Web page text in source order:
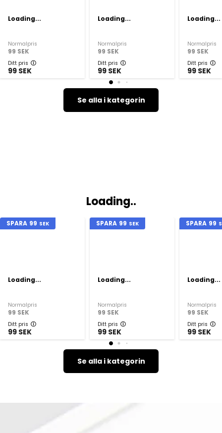
Loading...
Normalpris
99 SEK
Ditt pris
99 SEK
Loading...
Normalpris
99 SEK
Ditt pris
99 SEK
Loading...
Normalpris
99 SEK
Ditt pris
99 SEK
Se alla i kategorin
Loading..
SPARA 99 SEK
Loading...
Normalpris
99 SEK
Ditt pris
99 SEK
SPARA 99 SEK
Loading...
Normalpris
99 SEK
Ditt pris
99 SEK
SPARA 99
Loading...
Normalpris
99 SEK
Ditt pris
99 SEK
Se alla i kategorin